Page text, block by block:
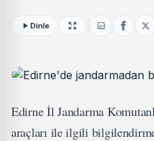
Dinle
Edirne İl Jandarma
araçları ile ilgili